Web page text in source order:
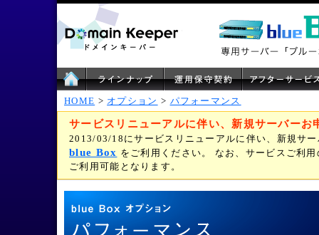
HOME > オプション > パフォーマンス
サービスリニューアルに伴い、新規サーバー
2013/03/18にサービスリニューアルに伴い、新規サ
blue Box をご利用ください。 なお、サービスご利
ご利用可能となります。